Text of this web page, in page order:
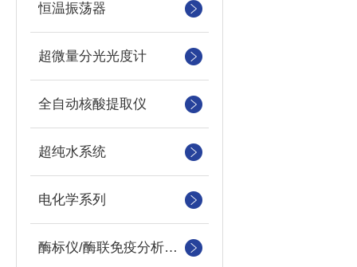
恒温振荡器
超微量分光光度计
全自动核酸提取仪
超纯水系统
电化学系列
酶标仪/酶联免疫分析仪及洗板机